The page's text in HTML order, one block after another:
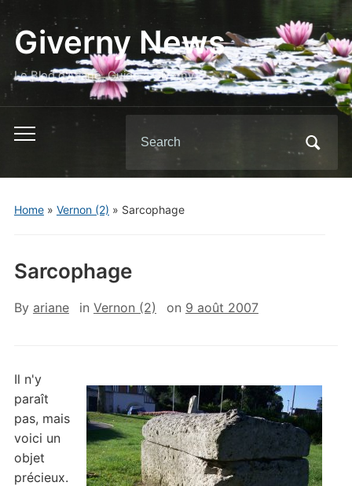
Giverny News
Le Blog d'Ariane, Guide à Giverny
Toggle
menu
for:
Home» Vernon (2) » Sarcophage
Sarcophage
By ariane in Vernon (2) on 9 août 2007
Il n'y
paraît
pas, mais
voici un
objet
précieux.